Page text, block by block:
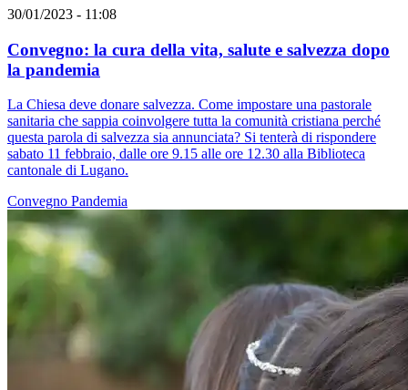
30/01/2023 - 11:08
Convegno: la cura della vita, salute e salvezza dopo
la pandemia
La Chiesa deve donare salvezza. Come impostare una pastorale
sanitaria che sappia coinvolgere tutta la comunità cristiana perché
questa parola di salvezza sia annunciata? Si tenterà di rispondere
sabato 11 febbraio, dalle ore 9.15 alle ore 12.30 alla Biblioteca
cantonale di Lugano.
Convegno Pandemia